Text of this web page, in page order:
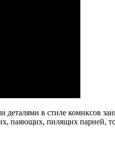
в стиле комиксов
паяющих, пилящих